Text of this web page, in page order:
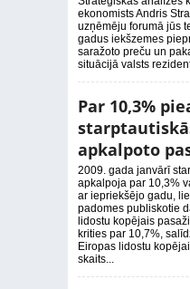
ekonomists Andris
uzņēmēju forumā jūs
gadus iekšzemes
saražoto preču un
situācijā valsts
Par 10,3%
apkalpoto
2009. gada janvārī
apkalpoja par 10,3%
ar iepriekšējo gadu,
padomes publiskotie
lidostu kopējais
krities par 10,7%,
Eiropas lidostu
skaits...